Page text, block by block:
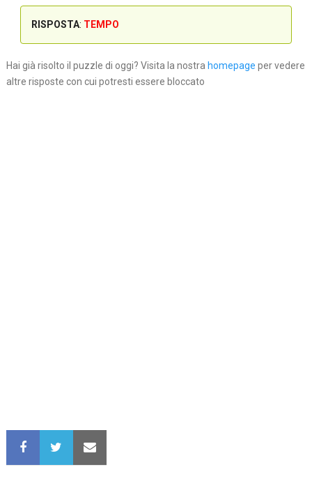
RISPOSTA: TEMPO
Hai già risolto il puzzle di oggi? Visita la nostra homepage per vedere
altre risposte con cui potresti essere bloccato